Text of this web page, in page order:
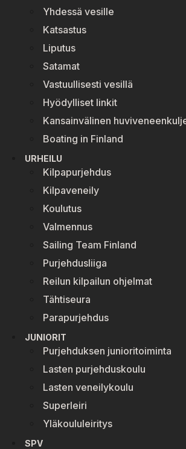
Yhdessä vesille
Katsastus
Liputus
Satamat
Vastuullisesti vesillä
Hyödylliset linkit
Kansainvälinen
Boating in Finland
URHEILU
Kilpapurjehdus
Kilpaveneily
Koulutus
Valmennus
Sailing Team Finland
Purjehdusliiga
Reilun kilpailun ohjelmat
Tähtiseura
Parapurjehdus
JUNIORIT
Purjehduksen junioritoiminta
Lasten purjehduskoulu
Lasten veneilykoulu
Superleiri
Yläkoululeiritys
SPV